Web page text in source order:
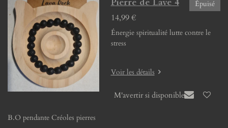
Épuisé
14,99 €
Énergie spiritualité lutte contre le
stress
Voir les détails
M'avertir si disponible
B.O pendante Créoles pierres